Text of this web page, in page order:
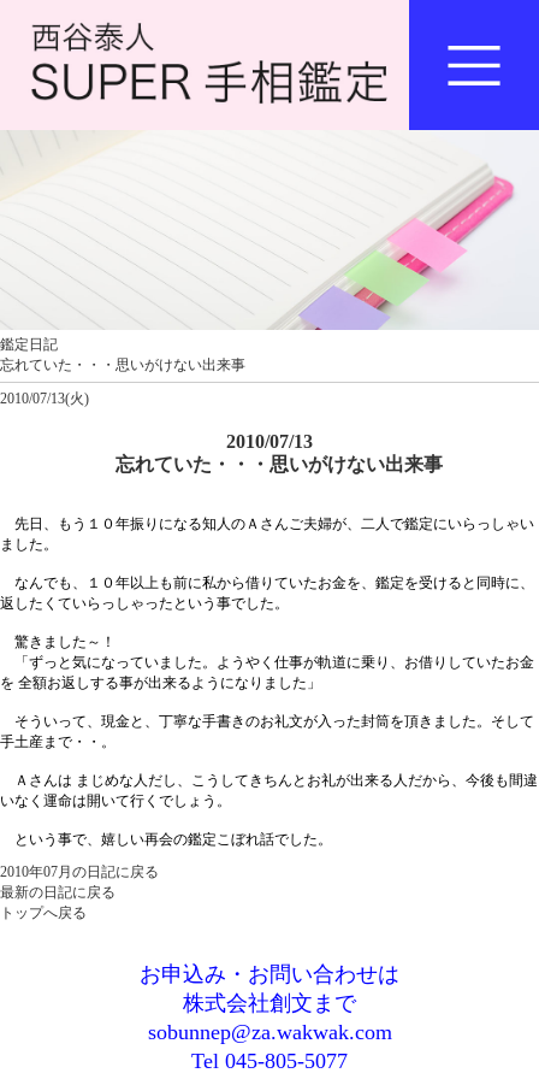
鑑定日記
忘れていた・・・思いがけない出来事
2010/07/13(火)
2010/07/13
忘れていた・・・思いがけない出来事
先日、もう１０年振りになる知人のＡさんご夫婦が、二人で鑑定にいらっしゃい
ました。
なんでも、１０年以上も前に私から借りていたお金を、鑑定を受けると同時に、
返したくていらっしゃったという事でした。
驚きました～！
「ずっと気になっていました。ようやく仕事が軌道に乗り、お借りしていたお金
を 全額お返しする事が出来るようになりました」
そういって、現金と、丁寧な手書きのお礼文が入った封筒を頂きました。そして
手土産まで・・。
Ａさんは まじめな人だし、こうしてきちんとお礼が出来る人だから、今後も間違
いなく運命は開いて行くでしょう。
という事で、嬉しい再会の鑑定こぼれ話でした。
2010年07月の日記に戻る
最新の日記に戻る
トップへ戻る
お申込み・お問い合わせは
株式会社創文まで
sobunnep@za.wakwak.com
Tel 045-805-5077